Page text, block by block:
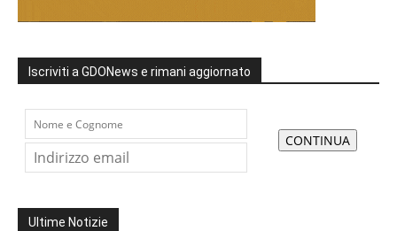
Iscriviti a GDONews e rimani aggiornato
Ultime Notizie